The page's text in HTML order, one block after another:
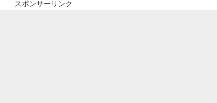
スポンサーリンク